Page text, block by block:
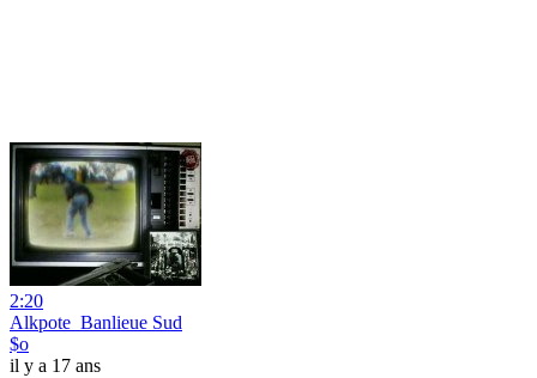
2:20
Alkpote_Banlieue Sud
$o
il y a 17 ans